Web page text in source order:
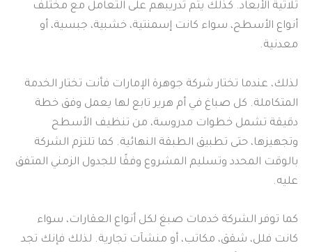
ثلاثية الأبعاد. كذلك يتم تدريبهم على التعامل مع مختلف
أنواع الأسطح، سواء كانت إسمنتية، خشبية، جبسية، أو
معدنية.
لذلك، عندما تختار شركة جوهرة الإمارات فأنت تختار الخدمة
المتكاملة. كل صباغ في أم هرير تابع لها يعمل وفق خطة
دقيقة تشمل خطوات مدروسة، من تنظيف الأسطح
وتجهيزها، حتى تطبيق الطبقة النهائية. كما تلتزم الشركة
بالوقت المحدد وتسليم المشروع وفقًا للجدول الزمني المتفق
عليه.
كما توفر الشركة خدمات صبغ لكل أنواع العقارات، سواء
كانت فلل، شقق، مكاتب، أو منشآت تجارية. لذلك فإنك تجد